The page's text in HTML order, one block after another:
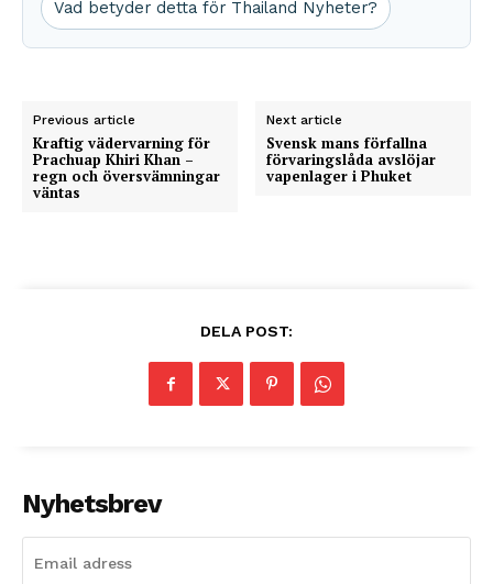
Vad betyder detta för Thailand Nyheter?
Previous article
Kraftig vädervarning för
Prachuap Khiri Khan –
regn och översvämningar
väntas
Next article
Svensk mans förfallna
förvaringslåda avslöjar
vapenlager i Phuket
DELA POST:
Nyhetsbrev